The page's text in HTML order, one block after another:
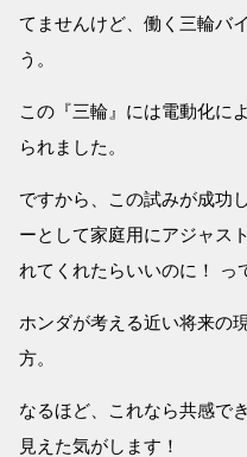
てませんけど、働く三輪バ
う。
この『三輪』には電動化に
られました。
ですから、この試みが成功
ーとして家庭用にアジャス
れてくれたらいいのに！ っ
ホンダが考える近い将来の
方。
なるほど、これなら共感で
見えた気がします！